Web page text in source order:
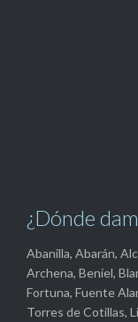
¿Dónde
Abanilla, Abarán,
Archena, Beniel,
Fortuna, Fuente
Torres de Cotillas,